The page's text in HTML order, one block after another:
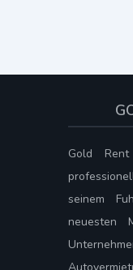
Gold
seinem
neuesten